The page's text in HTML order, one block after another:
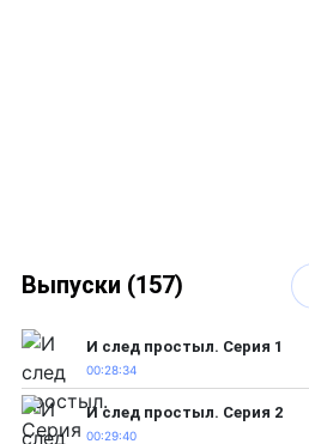
Выпуски (157)
И след простыл. Серия 1
00:28:34
И след простыл. Серия 2
00:29:40